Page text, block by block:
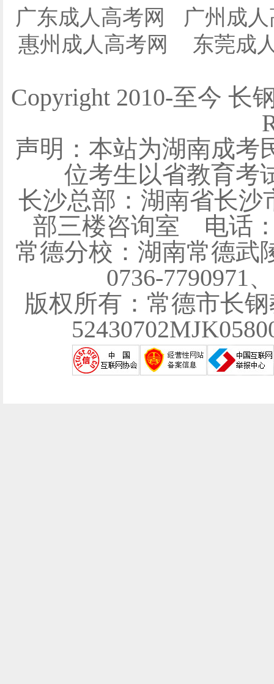
广东成人高考网
广州成
惠州成人高考网
东莞成
Copyright 2010-至今 长
声明：本站为湖南成考
位考生以省教育考
长沙总部：湖南省长沙
部三楼咨询室 电话：
常德分校：湖南常德
0736-7790971
版权所有：常德市长